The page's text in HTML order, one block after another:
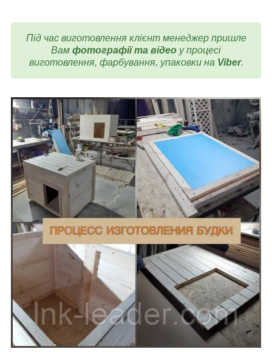
Під час виготовлення клієнт менеджер пришле
Вам фотографії та відео у процесі
виготовлення, фарбування, упаковки на Viber.